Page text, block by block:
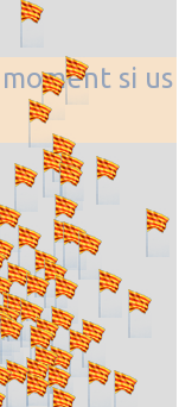
si us